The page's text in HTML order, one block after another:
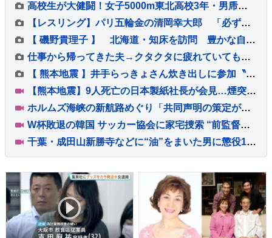
高校生が大健闘！女子5000m東北高校3年・男乕結衣が7位入賞、日本勢入賞第1号に！女子3000m障害・17歳の田谷玲は今季ベストで決勝へ【U20世界陸上】
【レスリング】パリ五輪金の清岡幸大郎 「必ず優勝」9月開催アジア大会での必勝誓う「かっこいいと思ってもらえる試合に」
【 磯野貴理子 】 北海道・知床を訪問 豊かな自然で出会ったエゾシカや珍しい「十字ギツネ」などの貴重な姿を公開
仕事から帰ってきた夫→クタクタに疲れていても『赤ちゃんと犬』に向かって…あまりにも幸せな光景に絶賛の声「平和すぎる」「幸せいっぱい」
【 熊本地震 】井手らっきょさん炊き出しに参加〝もらい泣きを堪え笑顔で返すのが精一杯〟自身の店も被害に
【熊本地震】9人死亡の日本製紙社長が会見…煙突折れ事務所に落下「極めて重く受け止め」 八代市などで続く断水解消のカギは“配水管”【news23】
ホルムズ海峡の新航路めぐり「共同声明の策定が最終段階に」イランとオマーンの協議 モジタバ師の承認待ち
W杯敗退の韓国 サッカー協会に家宅捜索 “前監督選任”で不当介入か 内部資料などを押収し解析へ 李大統領も「身内重視の人事の失敗だ」と痛烈批判
千葉・成田山新勝寺などに“油”をまいた男に懲役1年6か月、執行猶予3年の有罪判決 千葉地裁